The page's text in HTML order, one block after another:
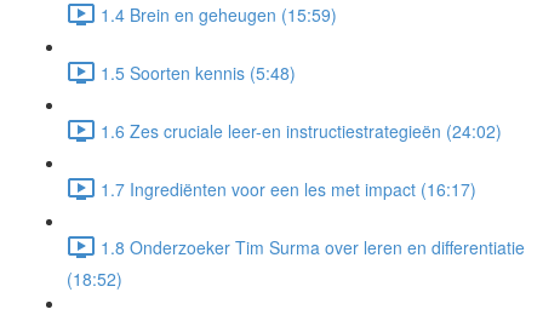
1.4 Brein en geheugen (15:59)
1.5 Soorten kennis (5:48)
1.6 Zes cruciale leer-en instructiestrategieën (24:02)
1.7 Ingrediënten voor een les met impact (16:17)
1.8 Onderzoeker Tim Surma over leren en differentiatie
(18:52)